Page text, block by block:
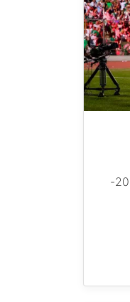
الأنصار بطلًا للدوري اللبناني للموسم 2025-